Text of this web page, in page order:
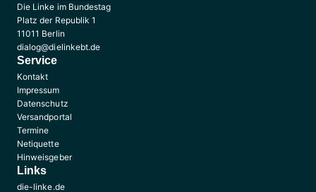
Die Linke im Bundestag
Platz der Republik 1
11011 Berlin
dialog@dielinkebt.de
Service
Kontakt
Impressum
Datenschutz
Versandportal
Termine
Netiquette
Hinweisgeber
Links
die-linke.de